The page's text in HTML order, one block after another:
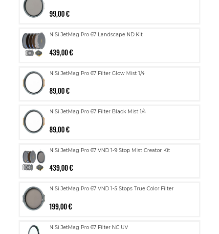
99,00 €
NiSi JetMag Pro 67 Landscape ND Kit
439,00 €
NiSi JetMag Pro 67 Filter Glow Mist 1/4
89,00 €
NiSi JetMag Pro 67 Filter Black Mist 1/4
89,00 €
NiSi JetMag Pro 67 VND 1-9 Stop Mist Creator Kit
439,00 €
NiSi JetMag Pro 67 VND 1-5 Stops True Color Filter
199,00 €
NiSi JetMag Pro 67 Filter NC UV